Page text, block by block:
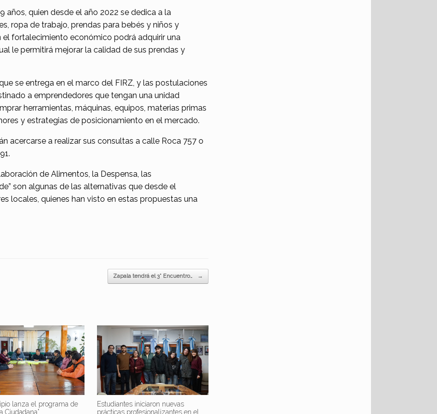
años, quien desde el año 2022 se dedica a la
ropa de trabajo, prendas para bebés y niños y
el fortalecimiento económico podrá adquirir una
le permitirá mejorar la calidad de sus prendas y
se entrega en el marco del FIRZ, y las postulaciones
a emprendedores que tengan una unidad
herramientas, máquinas, equipos, materias primas
y estrategias de posicionamiento en el mercado.
acercarse a realizar sus consultas a calle Roca 757 o
de Alimentos, la Despensa, las
son algunas de las alternativas que desde el
locales, quienes han visto en estas propuestas una
Zapala tendrá el 3° Encuentro… →
lanza el programa de
Ciudadana”
Estudiantes iniciaron nuevas
prácticas profesionalizantes en el